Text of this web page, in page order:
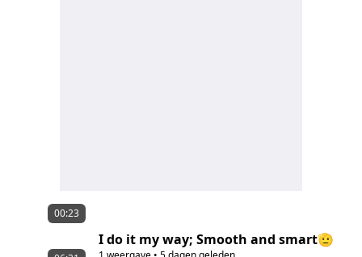
00:23
I do it my way; Smooth and smart🫡